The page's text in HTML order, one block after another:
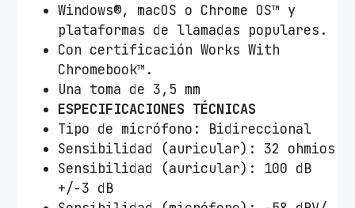
Windows®, macOS o Chrome OS™ y
plataformas de llamadas populares.
Con certificación Works With
Chromebook™.
Una toma de 3,5 mm
ESPECIFICACIONES TÉCNICAS
Tipo de micrófono: Bidireccional
Sensibilidad (auricular): 32 ohmios
Sensibilidad (auricular): 100 dB
+/-3 dB